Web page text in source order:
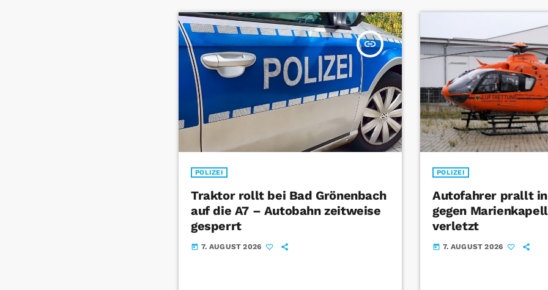
insert_link
POLIZEI
Traktor rollt bei Bad Grönenbach
auf die A7 – Autobahn zeitweise
gesperrt
today 7. AUGUST 2026
POLIZEI
Autofahrer prallt
gegen
verletzt
today 7. AUGUST 2026